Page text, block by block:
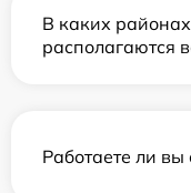
В каких
располагаются
Работаете ли